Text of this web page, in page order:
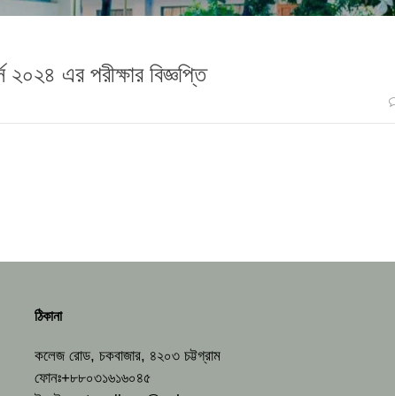
২০২৪ এর পরীক্ষার বিজ্ঞপ্তি
ঠিকানা
কলেজ রোড, চকবাজার, ৪২০৩ চট্টগ্রাম
ফোনঃ+৮৮০৩১৬১৬০৪৫